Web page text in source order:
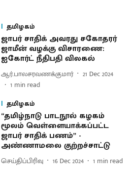
தமிழகம்
ஜாபர் சாதிக் அவரது சகோதரர்
ஜாமீன் வழக்கு விசாரணை:
ஐகோர்ட் நீதிபதி விலகல்
ஆர்.பாலசரவணக்குமார்
21 Dec 2024
1 min read
தமிழகம்
“தமிழ்நாடு பாடநூல் கழகம்
மூலம் வெள்ளையாக்கப்பட்ட
ஜாபர் சாதிக் பணம்” -
அண்ணாமலை குற்றச்சாட்டு
செய்திப்பிரிவு 16 Dec 2024 1 min read